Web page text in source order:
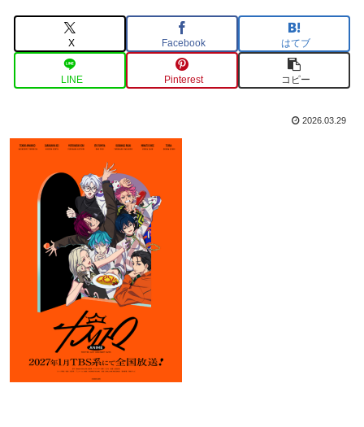
X Facebook はてブ
LINE Pinterest コピー
2026.03.29